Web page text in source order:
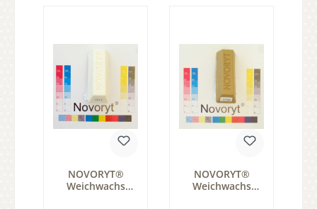
NOVORYT®
Weichwachs
NOVORYT®
Weichwachs